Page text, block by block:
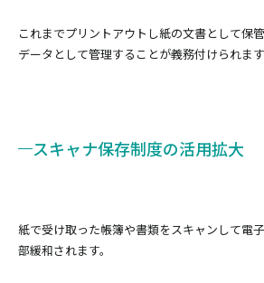
これまでプリントアウトし紙の文書として保
データとして管理することが義務付けられます
スキャナ保存制度の活用拡大
紙で受け取った帳簿や書類をスキャンして電
部緩和されます。